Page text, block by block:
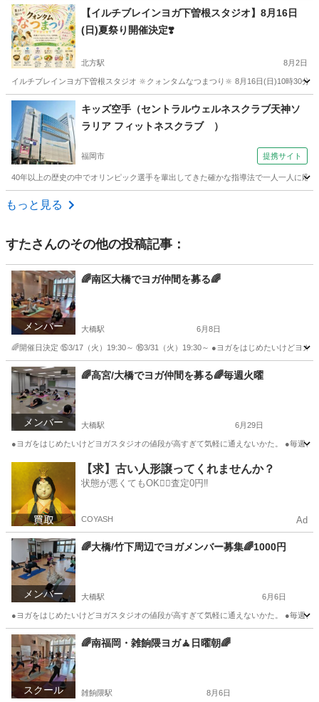
福岡 福岡市 サーフィン カップル
【イルチブレインヨガ下曽根スタジオ】8月16日
(日)夏祭り開催決定❣️
北方駅 8月2日
イルチブレインヨガ下曽根スタジオ 🔆クォンタムなつまつり‪🔆‬ 8月16日(日)10時30分
福岡 北九州市 北方駅 ヨガ イルチブレインヨガ
キッズ空手（セントラルウェルネスクラブ天神ソ
ラリア フィットネスクラブ ）
福岡市 提携サイト
40年以上の歴史の中でオリンピック選手を輩出してきた確かな指導法で一人一人に応
福岡 福岡市
もっと見る
すたさんのその他の投稿記事：
メンバー
🌈南区大橋でヨガ仲間を募る🌈
大橋駅 6月8日
🌈開催日決定 ⑮3/17（火）19:30～ ⑯3/31（火）19:30～ ●ヨガをはじめたいけどヨガ
福岡 福岡市 大橋駅 スポーツ サークル
メンバー
🌈高宮/大橋でヨガ仲間を募る🌈毎週火曜
大橋駅 6月29日
●ヨガをはじめたいけどヨガスタジオの値段が高すぎて気軽に通えないかた。 ●毎週
大橋駅 スポーツ 仲間
【求】古い人形譲ってくれませんか？
状態が悪くてもOK🙆‍♀️査定0円‼️
COYASH Ad
メンバー
🌈大橋/竹下周辺でヨガメンバー募集🌈1000円
大橋駅 6月6日
●ヨガをはじめたいけどヨガスタジオの値段が高すぎて気軽に通えないかた。 ●毎週
福岡 福岡市 大橋駅 スポーツ サークル
スクール
🌈南福岡・雑餉隈ヨガ🧘日曜朝🌈
雑餉隈駅 8月6日